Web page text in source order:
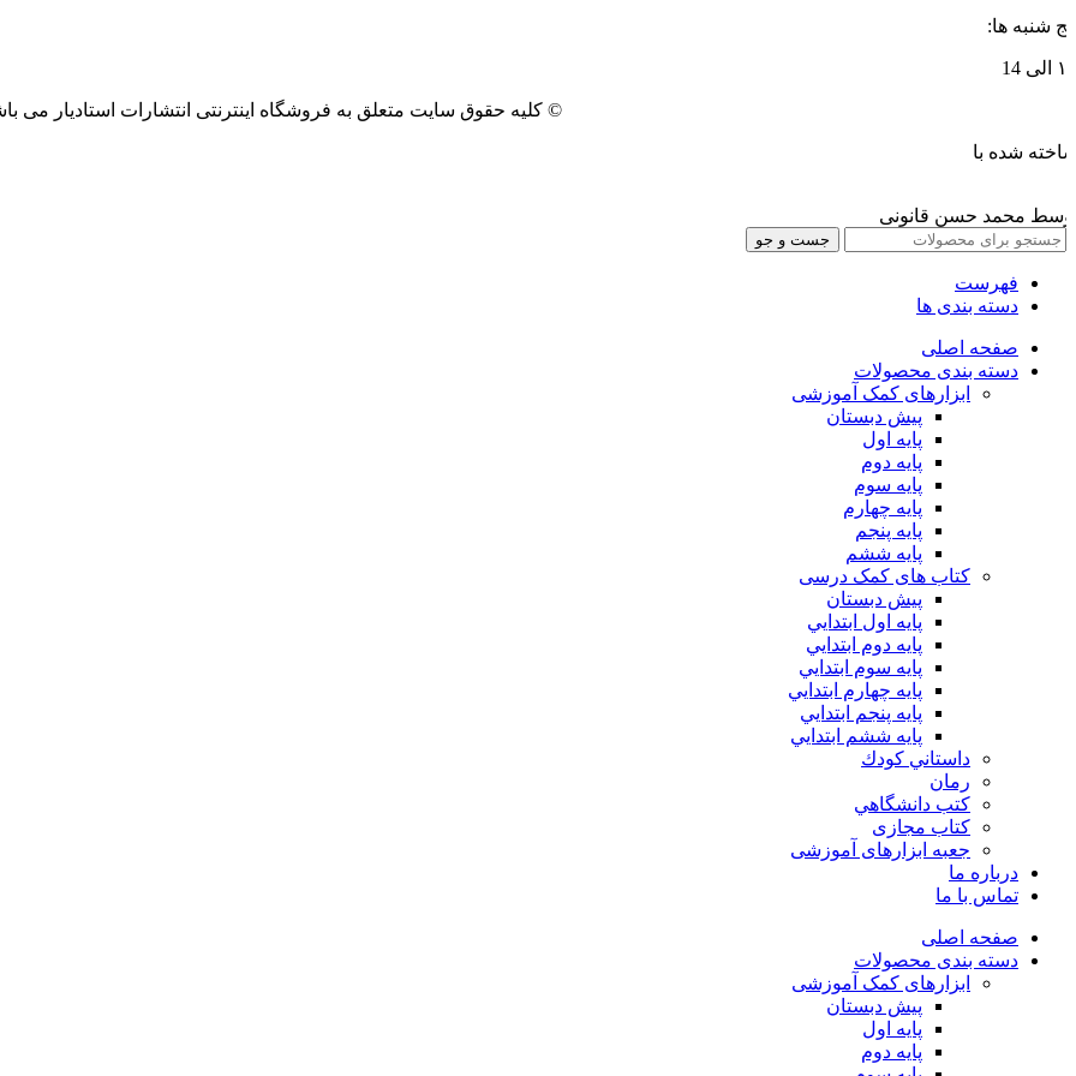
شنبه ها:
الی 14
© کلیه حقوق سایت متعلق به فروشگاه اینترنتی انتشارات استادیار می
شده با
محمد حسن قانونی
جست و جو
فهرست
دسته بندی ها
صفحه اصلی
دسته بندی محصولات
ابزارهای کمک آموزشی
پیش دبستان
پایه اول
پایه دوم
پایه سوم
پایه چهارم
پايه پنجم
پایه ششم
کتاب های کمک درسی
پیش دبستان
پايه اول ابتدايي
پايه دوم ابتدايي
پايه سوم ابتدايي
پايه چهارم ابتدايي
پايه پنجم ابتدايي
پايه ششم ابتدايي
داستاني كودك
رمان
كتب دانشگاهي
کتاب مجازی
جعبه ابزارهای آموزشی
درباره ما
تماس با ما
صفحه اصلی
دسته بندی محصولات
ابزارهای کمک آموزشی
پیش دبستان
پایه اول
پایه دوم